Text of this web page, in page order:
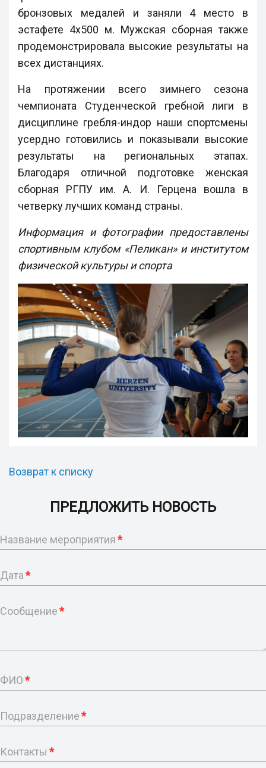
бронзовых медалей и заняли 4 место в
эстафете 4х500 м. Мужская сборная также
продемонстрировала высокие результаты на
всех дистанциях.
На протяжении всего зимнего сезона
чемпионата Студенческой гребной лиги в
дисциплине гребля-индор наши спортсмены
усердно готовились и показывали высокие
результаты на региональных этапах.
Благодаря отличной подготовке женская
сборная РГПУ им. А. И. Герцена вошла в
четверку лучших команд страны.
Информация и фотографии предоставлены
спортивным клубом «Пеликан» и институтом
физической культуры и спорта
Возврат к списку
ПРЕДЛОЖИТЬ НОВОСТЬ
Название мероприятия*
Дата*
Сообщение*
ФИО*
Подразделение*
Контакты *